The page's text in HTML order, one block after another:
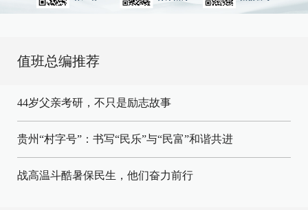
值班总编推荐
44岁父亲考研，不只是励志故事
贵州“村字号”：书写“民乐”与“民富”和谐共进
战高温斗酷暑保民生，他们奋力前行